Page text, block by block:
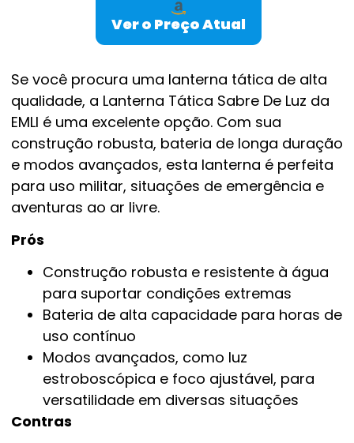
Ver o Preço Atual
Se você procura uma lanterna tática de alta
qualidade, a Lanterna Tática Sabre De Luz da
EMLI é uma excelente opção. Com sua
construção robusta, bateria de longa duração
e modos avançados, esta lanterna é perfeita
para uso militar, situações de emergência e
aventuras ao ar livre.
Prós
Construção robusta e resistente à água
para suportar condições extremas
Bateria de alta capacidade para horas de
uso contínuo
Modos avançados, como luz
estroboscópica e foco ajustável, para
versatilidade em diversas situações
Contras